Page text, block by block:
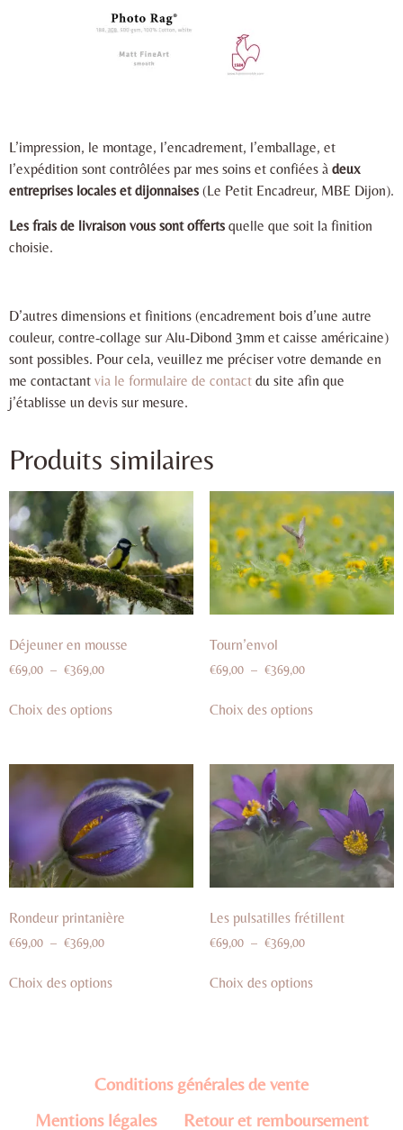
L’impression, le montage, l’encadrement, l’emballage, et
l’expédition sont contrôlées par mes soins et confiées à deux
entreprises locales et dijonnaises (Le Petit Encadreur, MBE Dijon).
Les frais de livraison vous sont offerts quelle que soit la finition
choisie.
D’autres dimensions et finitions (encadrement bois d’une autre
couleur, contre-collage sur Alu-Dibond 3mm et caisse américaine)
sont possibles. Pour cela, veuillez me préciser votre demande en
me contactant via le formulaire de contact du site afin que
j’établisse un devis sur mesure.
Produits similaires
Déjeuner en mousse
€69,00 – €369,00
Choix des options
Tourn’envol
€69,00 – €369,00
Choix des options
Rondeur printanière
€69,00 – €369,00
Choix des options
Les pulsatilles frétillent
€69,00 – €369,00
Choix des options
Conditions générales de vente
Mentions légales
Retour et remboursement